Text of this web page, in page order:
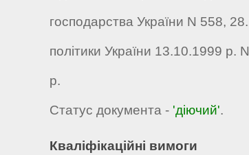
господарства України N 558,
політики України 13.10.1999 р.
р.
Статус документа - 'діючий'.
Кваліфікаційні вимоги